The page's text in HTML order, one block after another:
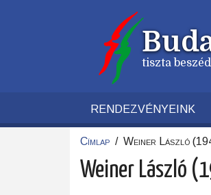
tiszta
RENDEZVÉNYEINK
Címlap / Weiner László
Weiner László